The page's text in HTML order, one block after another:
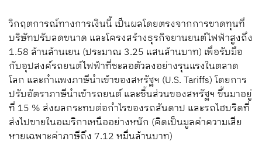
วิกฤตการณ์ทางการเงินนี้ เป็นผลโดยตรงจากการขาดทุนที่
บริษัทปรับลดขนาด และโครงสร้างธุรกิจยานยนต์ไฟฟ้าสูงถึง
1.58 ล้านล้านเยน (ประมาณ 3.25 แสนล้านบาท) เพื่อรับมือ
กับอุปสงค์รถยนต์ไฟฟ้าที่ชะลอตัวลงอย่างรุนแรงในตลาด
โลก และกำแพงภาษีนำเข้าของสหรัฐฯ (U.S. Tariffs) โดยการ
ปรับอัตราภาษีนำเข้ารถยนต์ และชิ้นส่วนของสหรัฐฯ ขึ้นมาอยู่
ที่ 15 % ส่งผลกระทบต่อกำไรของรถสันดาป และรถไฮบริดที่
ส่งไปขายในอเมริกาเหนืออย่างหนัก (คิดเป็นมูลค่าความเสีย
หายเฉพาะค่าภาษีถึง 7.12 หมื่นล้านบาท)